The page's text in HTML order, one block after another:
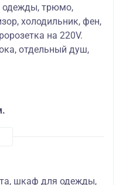
трюмо,
холодильник, фен,
на 220V.
отдельный душ,
шкаф для одежды,